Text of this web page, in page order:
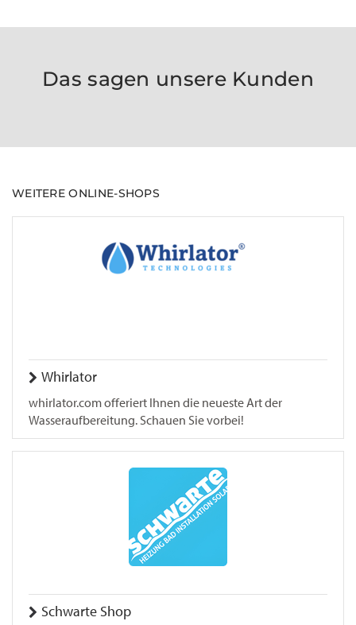
Das sagen unsere Kunden
WEITERE ONLINE-SHOPS
Whirlator
whirlator.com offeriert Ihnen die neueste Art der
Wasseraufbereitung. Schauen Sie vorbei!
Schwarte Shop